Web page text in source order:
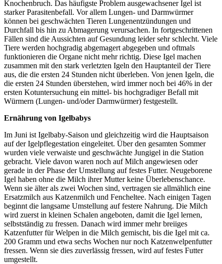
Knochenbruch. Das häufigste Problem ausgewachsener Igel ist
starker Parasitenbefall. Vor allem Lungen- und Darmwürmer
können bei geschwächten Tieren Lungenentzündungen und
Durchfall bis hin zu Abmagerung verursachen. In fortgeschrittenen
Fällen sind die Aussichten auf Gesundung leider sehr schlecht. Viele
Tiere werden hochgradig abgemagert abgegeben und oftmals
funktionieren die Organe nicht mehr richtig. Diese Igel machen
zusammen mit den stark verletzten Igeln den Hauptanteil der Tiere
aus, die die ersten 24 Stunden nicht überleben. Von jenen Igeln, die
die ersten 24 Stunden überstehen, wird immer noch bei 46% in der
ersten Kotuntersuchung ein mittel- bis hochgradiger Befall mit
Würmern (Lungen- und/oder Darmwürmer) festgestellt.
Ernährung von Igelbabys
Im Juni ist Igelbaby-Saison und gleichzeitig wird die Hauptsaison
auf der Igelpflegestation eingeleitet. Über den gesamten Sommer
wurden viele verwaiste und geschwächte Jungigel in die Station
gebracht. Viele davon waren noch auf Milch angewiesen oder
gerade in der Phase der Umstellung auf festes Futter. Neugeborene
Igel haben ohne die Milch ihrer Mutter keine Überlebenschance.
Wenn sie älter als zwei Wochen sind, vertragen sie allmählich eine
Ersatzmilch aus Katzenmilch und Fencheltee. Nach einigen Tagen
beginnt die langsame Umstellung auf festere Nahrung. Die Milch
wird zuerst in kleinen Schalen angeboten, damit die Igel lernen,
selbstständig zu fressen. Danach wird immer mehr breiiges
Katzenfutter für Welpen in die Milch gemischt, bis die Igel mit ca.
200 Gramm und etwa sechs Wochen nur noch Katzenwelpenfutter
fressen. Wenn sie dies zuverlässig fressen, wird auf festes Futter
umgestellt.